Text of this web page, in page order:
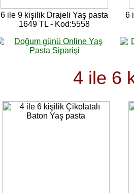
6 ile 9 kişilik Drajeli Yaş pasta
1649 TL - Kod:5558
6
4 ile 6